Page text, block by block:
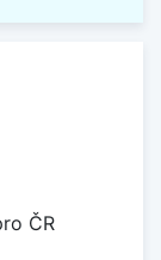
ČR